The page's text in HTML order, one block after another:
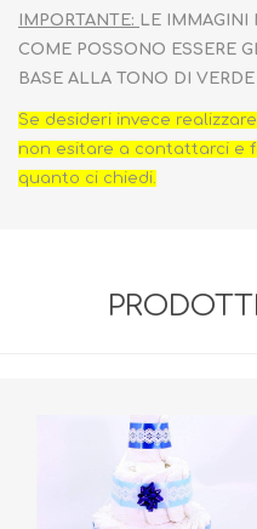
IMPORTANTE: LE IMMAGINI
COME POSSONO ESSERE
BASE ALLA TONO DI
Se desideri invece
non esitare a contattarci e
quanto ci chiedi.